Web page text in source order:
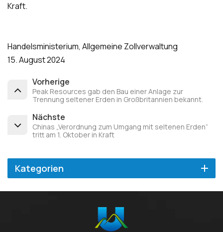
Kraft.
Handelsministerium, Allgemeine Zollverwaltung
15. August 2024
Vorherige
Peak Resources gab den Bau einer Anlage zur
Trennung seltener Erden in Großbritannien bekannt.
Nächste
Chinas „Verordnung zum Umgang mit seltenen Erden“
tritt am 1. Oktober in Kraft
Kategorien